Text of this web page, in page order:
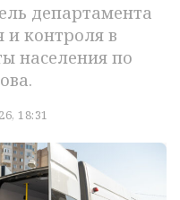
департамента
и контроля в
населения по
18:31